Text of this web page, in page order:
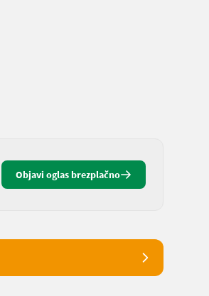
Objavi oglas brezplačno